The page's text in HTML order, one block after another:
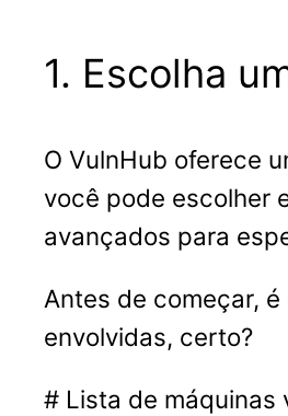
1. Escolha
O VulnHub oferece
você pode escolher
avançados para
Antes de começar,
envolvidas, certo?
# Lista de máquinas